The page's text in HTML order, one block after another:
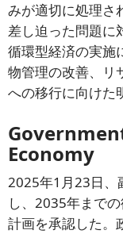
みが適切に処理さ
差し迫った問題に
循環型経済の実施
物管理の改善、リ
への移行に向けた
Economy
2025年1月23日、
し、2035年まで
計画を承認した。